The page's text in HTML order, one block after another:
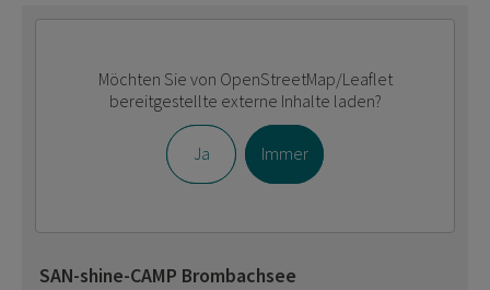
Möchten Sie von OpenStreetMap/Leaflet
bereitgestellte externe Inhalte laden?
Ja Immer
SAN-shine-CAMP Brombachsee